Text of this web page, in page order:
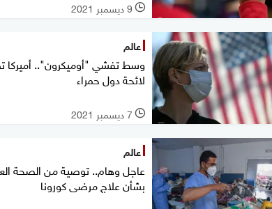
l 9 ديسمبر 2021
عالم
وسط تفشي "أوميكرون".. أميركا
لائحة دول حمراء
l 7 ديسمبر 2021
عالم
عاجل وهام.. توصية من الصحة
بشأن علاج مرضى كورونا